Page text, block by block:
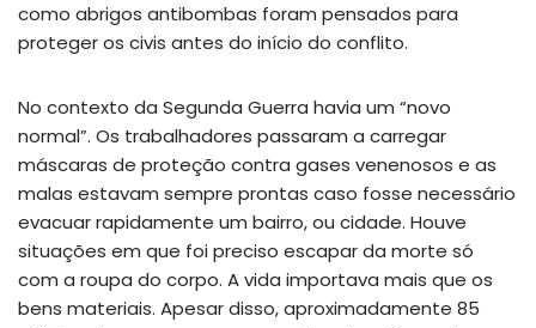
como abrigos antibombas foram pensados para
proteger os civis antes do início do conflito.
No contexto da Segunda Guerra havia um “novo
normal”. Os trabalhadores passaram a carregar
máscaras de proteção contra gases venenosos e as
malas estavam sempre prontas caso fosse necessário
evacuar rapidamente um bairro, ou cidade. Houve
situações em que foi preciso escapar da morte só
com a roupa do corpo. A vida importava mais que os
bens materiais. Apesar disso, aproximadamente 85